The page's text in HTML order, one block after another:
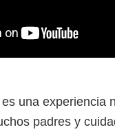
una experiencia
padres y